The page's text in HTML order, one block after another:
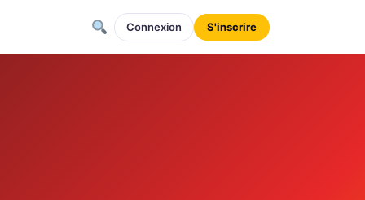
Connexion S'inscrire